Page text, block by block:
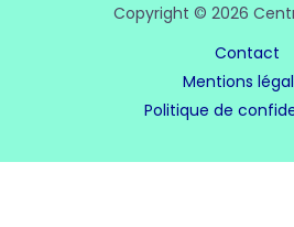
Copyright © 2026
Contact
Mentions
Politique de